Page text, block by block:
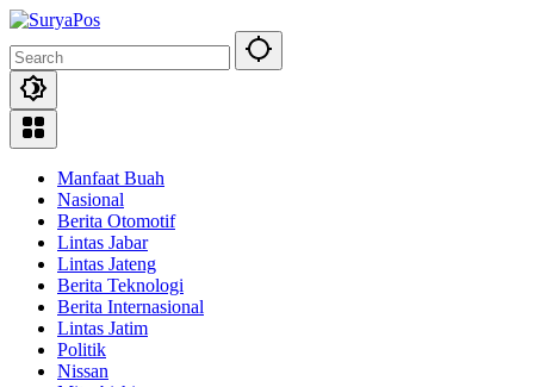
Skip
content
Manfaat Buah
Nasional
Berita Otomotif
Lintas Jabar
Lintas Jateng
Berita Teknologi
Berita Internasional
Lintas Jatim
Politik
Nissan